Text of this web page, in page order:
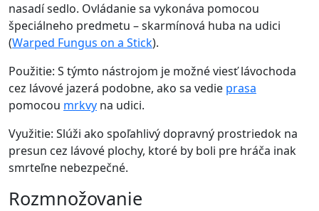
nasadí sedlo. Ovládanie sa vykonáva pomocou
špeciálneho predmetu – skarmínová huba na udici
(Warped Fungus on a Stick).
Použitie: S týmto nástrojom je možné viesť lávochoda
cez lávové jazerá podobne, ako sa vedie prasa
pomocou mrkvy na udici.
Využitie: Slúži ako spoľahlivý dopravný prostriedok na
presun cez lávové plochy, ktoré by boli pre hráča inak
smrteľne nebezpečné.
Rozmnožovanie